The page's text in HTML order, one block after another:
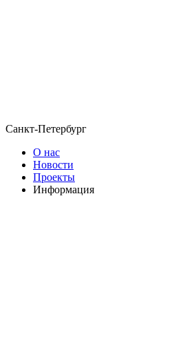
Санкт-Петербург
О нас
Новости
Проекты
Информация